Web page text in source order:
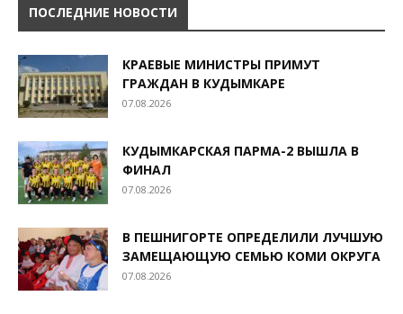
ПОСЛЕДНИЕ НОВОСТИ
КРАЕВЫЕ МИНИСТРЫ ПРИМУТ
ГРАЖДАН В КУДЫМКАРЕ
07.08.2026
КУДЫМКАРСКАЯ ПАРМА-2 ВЫШЛА В
ФИНАЛ
07.08.2026
В ПЕШНИГОРТЕ ОПРЕДЕЛИЛИ ЛУЧШУЮ
ЗАМЕЩАЮЩУЮ СЕМЬЮ КОМИ ОКРУГА
07.08.2026